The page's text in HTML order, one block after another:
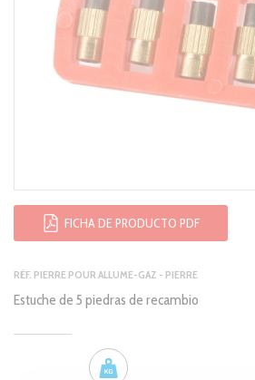
FICHA DE PRODUCTO PDF
RÉF. PIERRE POUR ALLUME-GAZ - PIERRE
Estuche de 5 piedras de recambio